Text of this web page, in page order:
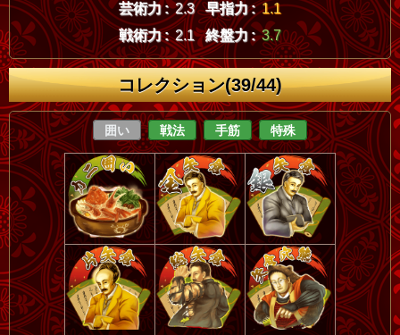
芸術力 : 2.3 早指力 : 1.1
戦術力 : 2.1 終盤力 : 3.7
コレクション(39/44)
囲い 戦法 手筋 特殊